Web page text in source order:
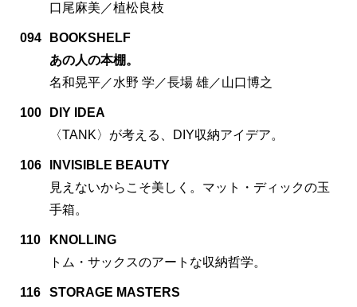
口尾麻美／植松良枝
094
BOOKSHELF
あの人の本棚。
名和晃平／水野 学／長場 雄／山口博之
100
DIY IDEA
〈TANK〉が考える、DIY収納アイデア。
106
INVISIBLE BEAUTY
見えないからこそ美しく。マット・ディックの玉
手箱。
110
KNOLLING
トム・サックスのアートな収納哲学。
116
STORAGE MASTERS